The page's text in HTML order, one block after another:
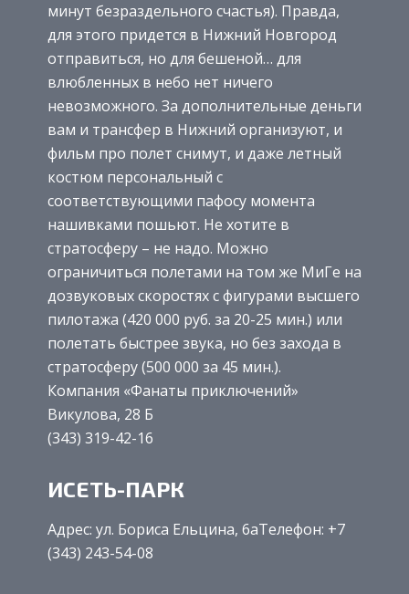
минут безраздельного счастья). Правда,
для этого придется в Нижний Новгород
отправиться, но для бешеной… для
влюбленных в небо нет ничего
невозможного. За дополнительные деньги
вам и трансфер в Нижний организуют, и
фильм про полет снимут, и даже летный
костюм персональный с
соответствующими пафосу момента
нашивками пошьют. Не хотите в
стратосферу – не надо. Можно
ограничиться полетами на том же МиГе на
дозвуковых скоростях с фигурами высшего
пилотажа (420 000 руб. за 20-25 мин.) или
полетать быстрее звука, но без захода в
стратосферу (500 000 за 45 мин.).
Компания «Фанаты приключений»
Викулова, 28 Б
(343) 319-42-16
ИСЕТЬ-ПАРК
Адрес: ул. Бориса Ельцина, 6аТелефон: +7
(343) 243-54-08